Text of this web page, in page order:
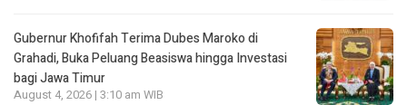
Gubernur Khofifah Terima Dubes Maroko di
Grahadi, Buka Peluang Beasiswa hingga Investasi
bagi Jawa Timur
August 4, 2026 | 3:10 am WIB